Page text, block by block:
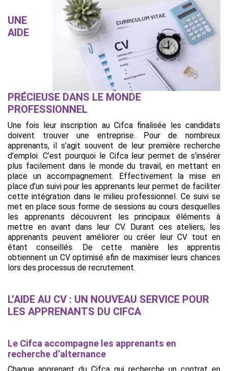
UNE
AIDE
PRÉCIEUSE DANS LE MONDE
PROFESSIONNEL
Une fois leur inscription au Cifca finalisée les candidats
doivent trouver une entreprise. Pour de nombreux
apprenants, il s’agit souvent de leur première recherche
d’emploi. C’est pourquoi le Cifca leur permet de s’insérer
plus facilement dans le monde du travail, en mettant en
place un accompagnement. Effectivement la mise en
place d’un suivi pour les apprenants leur permet de faciliter
cette intégration dans le milieu professionnel. Ce suivi se
met en place sous forme de sessions au cours desquelles
les apprenants découvrent les principaux éléments à
mettre en avant dans leur CV. Durant ces ateliers, les
apprenants peuvent améliorer ou créer leur CV tout en
étant conseillés. De cette manière les apprentis
obtiennent un CV optimisé afin de maximiser leurs chances
lors des processus de recrutement.
L’AIDE AU CV : UN NOUVEAU SERVICE POUR
LES APPRENANTS DU CIFCA
Le Cifca accompagne les apprenants en
recherche d’alternance